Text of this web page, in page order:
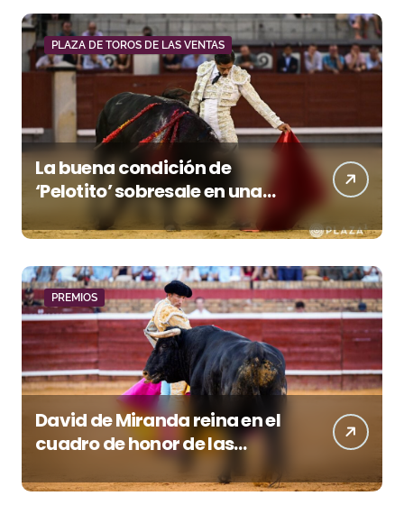
PLAZA DE TOROS DE LAS VENTAS
La buena condición de
‘Pelotito’ sobresale en una
noche gris en Las Ventas
PREMIOS
David de Miranda reina en el
cuadro de honor de las
Colombinas 2026